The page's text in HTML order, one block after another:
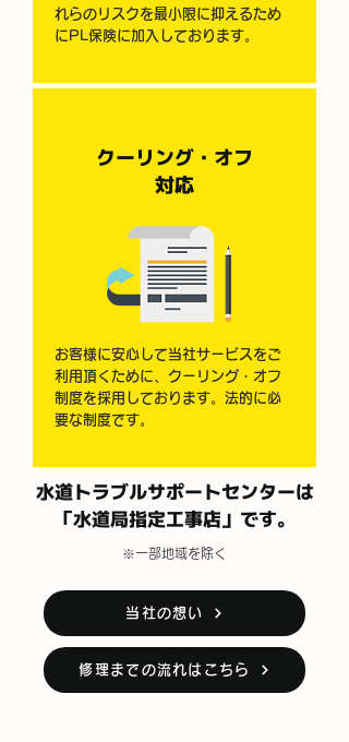
れらのリスクを最小限に抑えるため
にPL保険に加入しております。
クーリング・オフ
​対応
お客様に安心して当社サービスをご
利用頂くために、クーリング・オフ
制度を採用しております。法的に必
要な制度です。
水道トラブルサポートセンターは
「水道局指定工事店」です。
※一部地域を除く
当社の想い
修理までの流れはこちら